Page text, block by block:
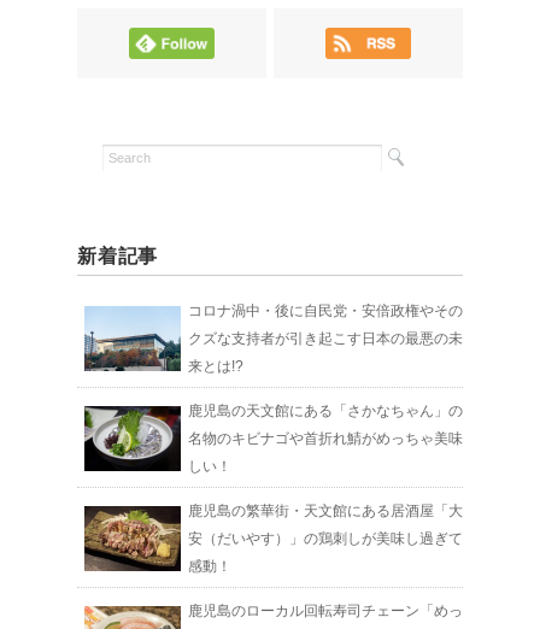
新着記事
コロナ渦中・後に自民党・安倍政権やその
クズな支持者が引き起こす日本の最悪の未
来とは!?
鹿児島の天文館にある「さかなちゃん」の
名物のキビナゴや首折れ鯖がめっちゃ美味
しい！
鹿児島の繁華街・天文館にある居酒屋「大
安（だいやす）」の鶏刺しが美味し過ぎて
感動！
鹿児島のローカル回転寿司チェーン「めっ